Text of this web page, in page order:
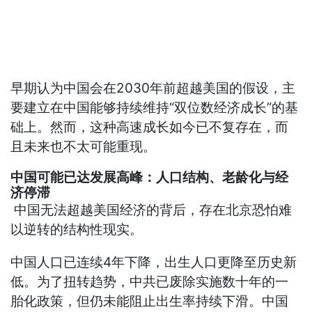
早期认为中国会在2030年前超越美国的假设，主
要建立在中国能够持续维持“双位数经济成长”的基
础上。然而，这种高速成长如今已不复存在，而
且未来也不太可能重现。
中国可能已达发展高峰：人口结构、老龄化与经
济停滞
中国无法超越美国经济的背后，存在北京恐怕难
以逆转的结构性现实。
中国人口已连续4年下降，出生人口更降至历史新
低。为了扭转趋势，中共已废除实施数十年的一
胎化政策，但仍未能阻止出生率持续下滑。中国